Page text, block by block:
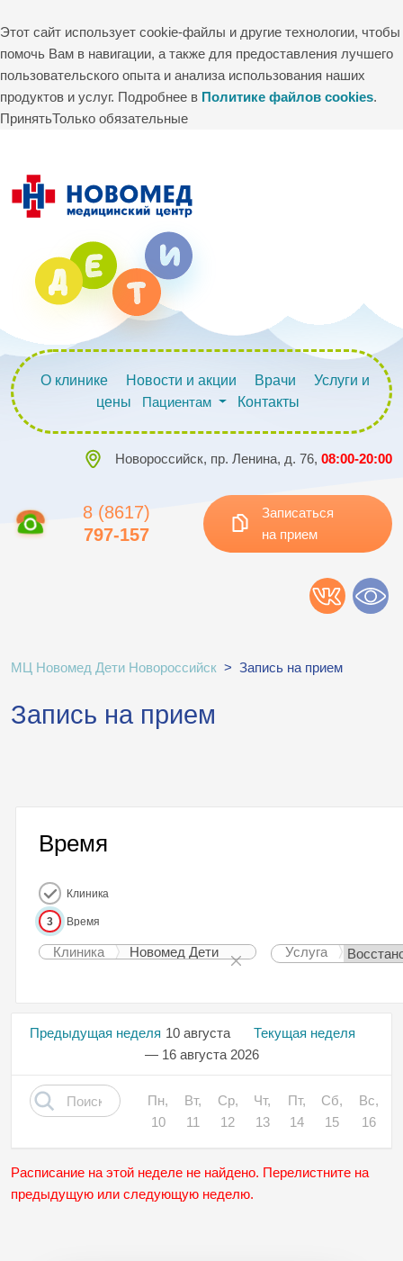
Этот сайт использует cookie-файлы и другие технологии, чтобы
помочь Вам в навигации, а также для предоставления лучшего
пользовательского опыта и анализа использования наших
продуктов и услуг. Подробнее в Политике файлов cookies.
ПринятьТолько обязательные
О клинике Новости и акции Врачи
Услуги и
цены
Пациентам Контакты
Новороссийск, пр. Ленина, д. 76, 08:00-20:00
8 (8617)
797-157
Записаться
на прием
МЦ Новомед Дети Новороссийск > Запись на прием
Запись на прием
Время
Клиника
3 Время
Клиника Новомед Дети Услуга
Текущая неделя
Предыдущая неделя 10 августа
— 16 августа 2026
Пн,
10
Вт,
11
Ср,
12
Чт,
13
Пт,
14
Сб,
15
Вс,
16
Расписание на этой неделе не найдено. Перелистните на
предыдущую или следующую неделю.